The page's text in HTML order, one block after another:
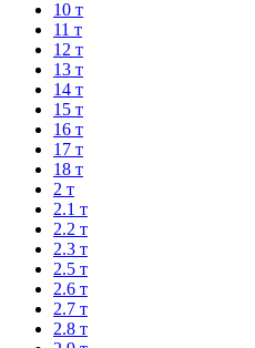
10 т
11 т
12 т
13 т
14 т
15 т
16 т
17 т
18 т
2 т
2.1 т
2.2 т
2.3 т
2.5 т
2.6 т
2.7 т
2.8 т